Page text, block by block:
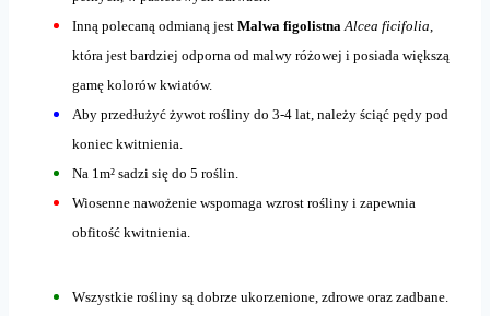
Inną polecaną odmianą jest Malwa figolistna Alcea ficifolia
która jest bardziej odporna od malwy różowej i posiada większą
gamę kolorów kwiatów.
Aby przedłużyć żywot rośliny do 3-4 lat, należy ściąć pędy pod
koniec kwitnienia.
Na 1m² sadzi się do 5 roślin.
Wiosenne nawożenie wspomaga wzrost rośliny i zapewnia
obfitość kwitnienia.
Wszystkie rośliny są dobrze ukorzenione, zdrowe oraz zadbane.